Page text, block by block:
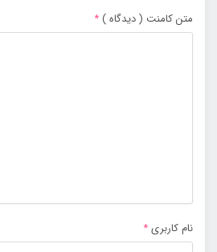
متن کامنت ( دیدگاه )*
نام کاربری*